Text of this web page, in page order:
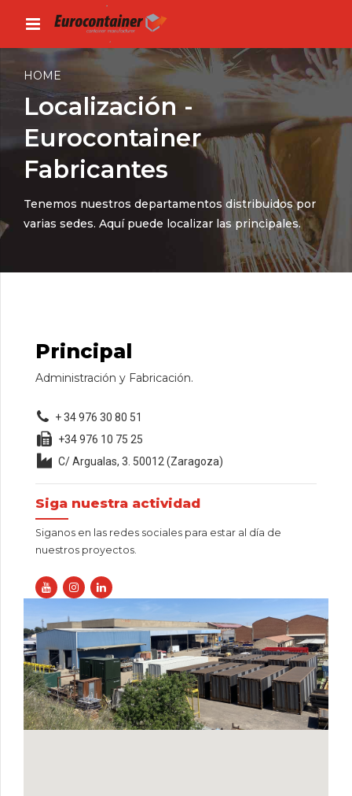
HOME
Localización -
Eurocontainer
Fabricantes
Tenemos nuestros departamentos distribuidos por
varias sedes. Aquí puede localizar las principales.
Principal
Administración y Fabricación.
+ 34 976 30 80 51
+34 976 10 75 25
C/ Argualas, 3. 50012 (Zaragoza)
Siga nuestra actividad
Siganos en las redes sociales para estar al día de
nuestros proyectos.